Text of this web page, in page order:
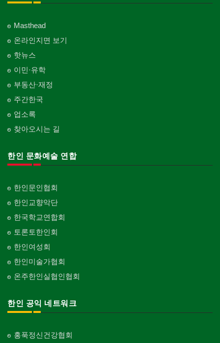
Masthead
온라인지면 보기
핫뉴스
이민·유학
부동산·재정
주간한국
업소록
찾아오시는 길
한인 문화예술 연합
한인문인협회
한인교향악단
한국학교연합회
토론토한인회
한인여성회
한인미술가협회
온주한인실협인협회
한인 공익 네트워크
홍푹정신건강협회